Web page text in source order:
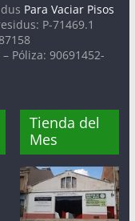
Para Vaciar Pisos
P-71469.1
Póliza: 90691452-
Tienda del
Mes